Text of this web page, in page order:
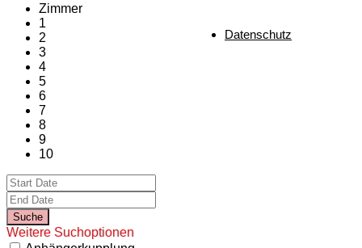
Datenschutz
Zimmer
1
2
3
4
5
6
7
8
9
10
Weitere Suchoptionen